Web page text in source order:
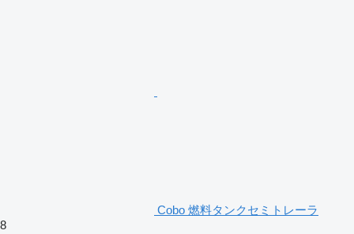
Cobo 燃料タンクセミトレーラ
8